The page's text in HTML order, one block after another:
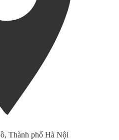
Thành phố Hà Nội